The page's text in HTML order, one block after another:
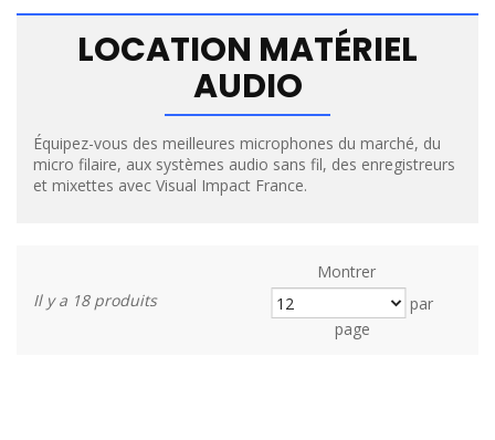
LOCATION MATÉRIEL
AUDIO
Équipez-vous des meilleures microphones du marché, du
micro filaire, aux systèmes audio sans fil, des enregistreurs
et mixettes avec Visual Impact France.
Il y a 18 produits
Montrer
par
page